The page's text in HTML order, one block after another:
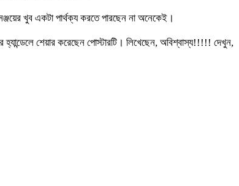
খুব একটা পার্থক্য করতে পারছেন না অনেকেই।
শেয়ার করেছেন পোস্টারটি। লিখেছেন, অবিশ্বাস্য!!!!! দেখুন,